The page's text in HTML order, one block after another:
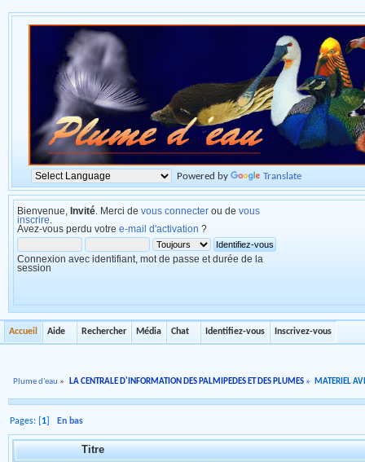
Powered by Translate
Bienvenue, Invité . Merci de vous connecter ou de vous
inscrire
Avez-vous perdu votre e-mail d'activation ?
Connexion avec identifiant, mot de passe et durée de la
session
Accueil Aide Rechercher Média Chat Identifiez-vous Inscrivez-vous
Plume d'eau » LA CENTRALE D'INFORMATION DES PALMIPEDES ET DES PLUMES » MATERIEL
Pages: [ 1 ]En bas
Titre